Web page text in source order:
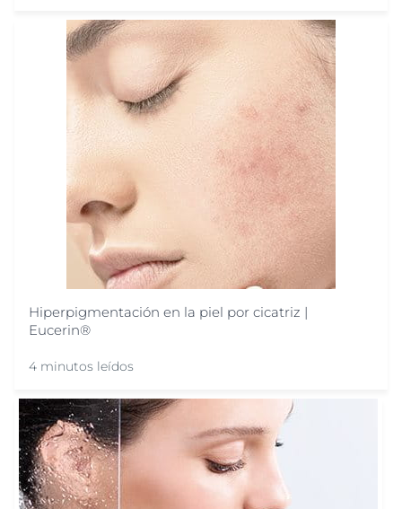
Hiperpigmentación en la piel por cicatriz |
Eucerin®
4 minutos leídos